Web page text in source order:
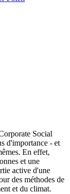
Social
d'importance - et
En effet,
et une
active d'une
des méthodes de
et du climat.